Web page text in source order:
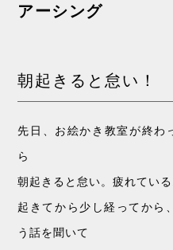
アーシング
朝起きると怠い！
先日、お絵かき教室が終わ
ら
朝起きると怠い。疲れている
起きてから少し経ってから
う話を聞いて